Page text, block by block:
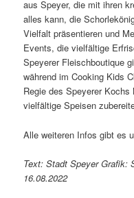
aus Speyer, die mit ihren
alles kann, die
Vielfalt präsentieren und
Events, die vielfältige
Speyerer Fleischboutique
während im Cooking Kids
Regie des Speyerer
vielfältige Speisen
Alle weiteren Infos gibt es
Text: Stadt Speyer Grafik:
16.08.2022